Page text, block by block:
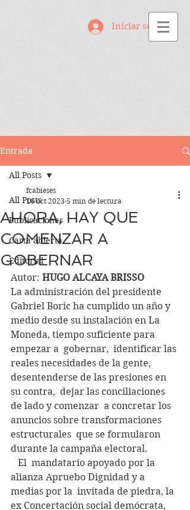
Iniciar sesión
Entrada
All Posts
Publicaciones
Carta abierta
Editorial
All Posts
AHORA, HAY QUE
COMENZAR A
GOBERNAR
fcabieses
16 oct 2023 5 min de lectura
Autor: HUGO ALCAYA BRISSO
La administración del presidente
Gabriel Boric ha cumplido un año y
medio desde su instalación en La
Moneda, tiempo suficiente para
empezar a  gobernar,  identificar las
reales necesidades de la gente,
desentenderse de las presiones en
su contra,  dejar las conciliaciones
de lado y comenzar  a concretar los
anuncios sobre transformaciones
estructurales  que se formularon
durante la campaña electoral.
alianza Apruebo Dignidad y a
medias por la  invitada de piedra, la
ex Concertación social demócrata,